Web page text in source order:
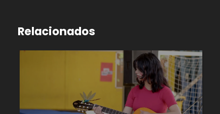
Relacionados